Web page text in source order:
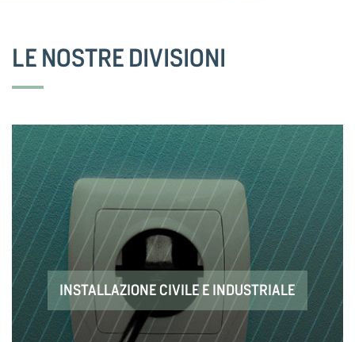
LE NOSTRE DIVISIONI
INSTALLAZIONE CIVILE E INDUSTRIALE